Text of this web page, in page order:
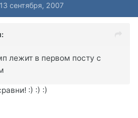
13 сентября, 2007
лежит в первом посту с
:) :) :)